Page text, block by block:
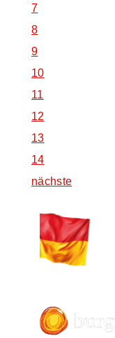
7
8
9
10
11
12
13
14
nächste